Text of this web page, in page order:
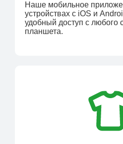
Наше мобильное
устройствах с iOS и
удобный доступ с любого
планшета.